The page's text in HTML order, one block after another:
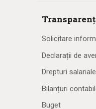
Solicitare
Declarații de
Drepturi salariale
Bilanțuri
Buget